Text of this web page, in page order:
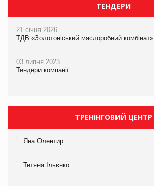
ТЕНДЕРИ
21 січня 2026
ТДВ «Золотоніський маслоробний комбінат»
03 липня 2023
Тендери компанії
ТРЕНІНГОВИЙ ЦЕНТР
Яна Олентир
Тетяна Ільєнко